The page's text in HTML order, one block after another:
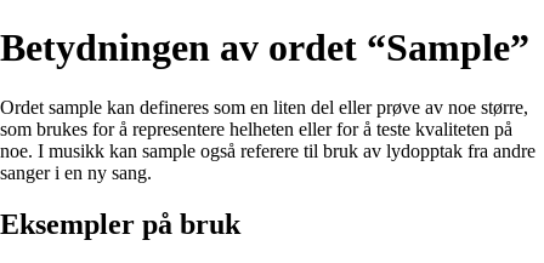
Betydningen av ordet “Sample”
Ordet sample kan defineres som en liten del eller prøve av noe større,
som brukes for å representere helheten eller for å teste kvaliteten på
noe. I musikk kan sample også referere til bruk av lydopptak fra andre
sanger i en ny sang.
Eksempler på bruk